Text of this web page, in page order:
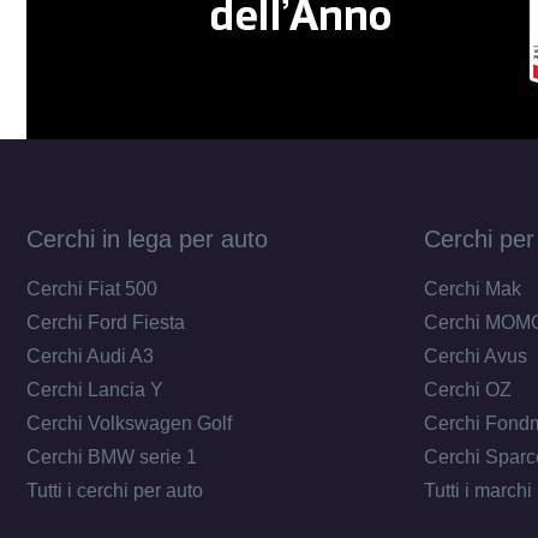
Cerchi in lega per auto
Cerchi Fiat 500
Cerchi Ford Fiesta
Cerchi Audi A3
Cerchi Lancia Y
Cerchi Volkswagen Golf
Cerchi BMW serie 1
Tutti i cerchi per auto
Cerchi
Cerchi Mak
Cerchi
Cerchi Avus
Cerchi OZ
Cerchi
Cerchi
Tutti i marchi